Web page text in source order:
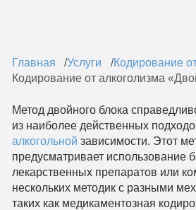
Главная Услуги
Кодирование
Кодирование от алкоголизма
Метод двойного блока
из наиболее действенных
алкогольной зависимости. Этот
предусматривает использование
лекарственных препаратов или
нескольких методик с разными
таких как медикаментозная